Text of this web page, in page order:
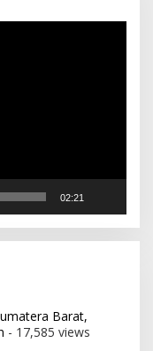
02:21
Barat,
- 17,585 views